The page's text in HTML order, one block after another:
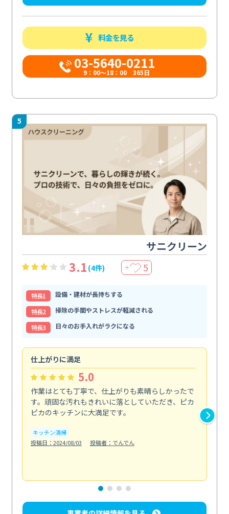
料金を見る
03-5640-0211
9：00～18：00 365日
5
サニクリーン
3.1 (4件) ＋ 5
特⻑1
設備・建材が長持ちする
特⻑2
掃除の手間やストレスが軽減される
特⻑3
日々のお手入れがラクになる
仕上がりに満足
5.0
作業はとても丁寧で、仕上がりも素晴らしかったで
す。頑固な汚れもきれいに落としていただき、ピカ
ピカのキッチンに大満足です。
キッチン清掃
投稿日：2024/08/03
投稿者：でんでん